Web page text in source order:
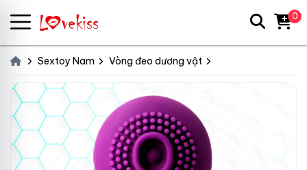
Sextoy Nam Vòng đeo dương vật
0